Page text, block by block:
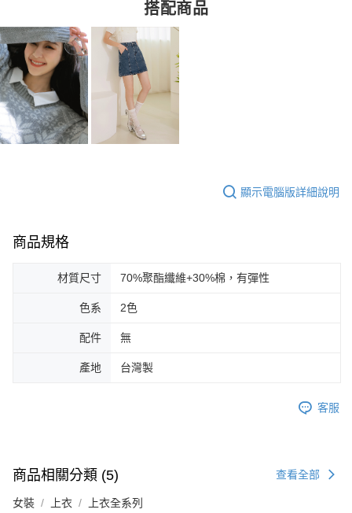
搭配商品
顯示電腦版詳細說明
商品規格
材質尺寸 70%聚酯纖維+30%棉，有彈性
色系 2色
配件 無
產地 台灣製
客服
商品相關分類 (5) 查看全部
女裝 上衣 上衣全系列